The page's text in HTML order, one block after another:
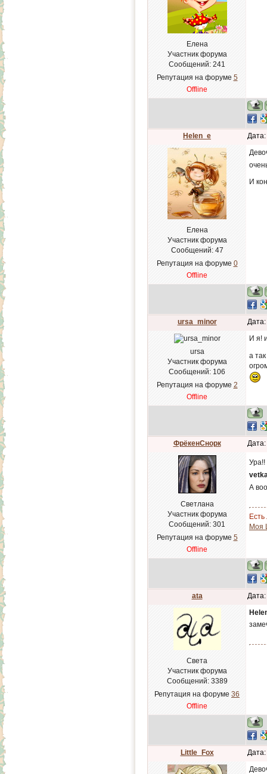
Елена
Участник форума
Сообщений: 241
Репутация на форуме 5
Offline
Helen_e
Елена
Участник форума
Сообщений: 47
Репутация на форуме 0
Offline
И
ursa_minor
ursa
Участник форума
Сообщений: 106
Репутация на форуме 2
Offline
И я!
а
ФрёкенСнорк
Светлана
Участник форума
Сообщений: 301
Репутация на форуме 5
Offline
Ура!!
А
Моя
ata
Света
Участник форума
Сообщений: 3389
Репутация на форуме 36
Offline
Little_Fox